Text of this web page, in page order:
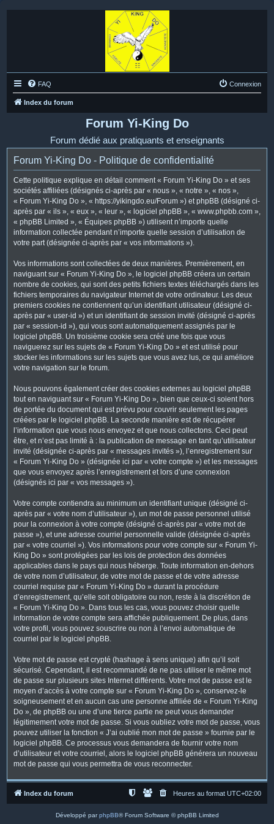
FAQ Connexion
Index du forum
Forum Yi-King Do
Forum dédié aux pratiquants et enseignants
Forum Yi-King Do - Politique de confidentialité
Cette politique explique en détail comment « Forum Yi-King Do » et ses
sociétés affiliées (désignés ci-après par « nous », « notre », « nos »,
« Forum Yi-King Do », « https://yikingdo.eu/Forum ») et phpBB (désigné ci-
après par « ils », « eux », « leur », « logiciel phpBB », « www.phpbb.com »,
« phpBB Limited », « Équipes phpBB ») utilisent n’importe quelle
information collectée pendant n’importe quelle session d’utilisation de
votre part (désignée ci-après par « vos informations »).
Vos informations sont collectées de deux manières. Premièrement, en
naviguant sur « Forum Yi-King Do », le logiciel phpBB créera un certain
nombre de cookies, qui sont des petits fichiers textes téléchargés dans les
fichiers temporaires du navigateur Internet de votre ordinateur. Les deux
premiers cookies ne contiennent qu’un identifiant utilisateur (désigné ci-
après par « user-id ») et un identifiant de session invité (désigné ci-après
par « session-id »), qui vous sont automatiquement assignés par le
logiciel phpBB. Un troisième cookie sera créé une fois que vous
naviguerez sur les sujets de « Forum Yi-King Do » et est utilisé pour
stocker les informations sur les sujets que vous avez lus, ce qui améliore
votre navigation sur le forum.
Nous pouvons également créer des cookies externes au logiciel phpBB
tout en naviguant sur « Forum Yi-King Do », bien que ceux-ci soient hors
de portée du document qui est prévu pour couvrir seulement les pages
créées par le logiciel phpBB. La seconde manière est de récupérer
l’information que vous nous envoyez et que nous collectons. Ceci peut
être, et n’est pas limité à : la publication de message en tant qu’utilisateur
invité (désignée ci-après par « messages invités »), l’enregistrement sur
« Forum Yi-King Do » (désignée ici par « votre compte ») et les messages
que vous envoyez après l’enregistrement et lors d’une connexion
(désignés ici par « vos messages »).
Votre compte contiendra au minimum un identifiant unique (désigné ci-
après par « votre nom d’utilisateur »), un mot de passe personnel utilisé
pour la connexion à votre compte (désigné ci-après par « votre mot de
passe »), et une adresse courriel personnelle valide (désignée ci-après
par « votre courriel »). Vos informations pour votre compte sur « Forum Yi-
King Do » sont protégées par les lois de protection des données
applicables dans le pays qui nous héberge. Toute information en-dehors
de votre nom d’utilisateur, de votre mot de passe et de votre adresse
courriel requise par « Forum Yi-King Do » durant la procédure
d’enregistrement, qu’elle soit obligatoire ou non, reste à la discrétion de
« Forum Yi-King Do ». Dans tous les cas, vous pouvez choisir quelle
information de votre compte sera affichée publiquement. De plus, dans
votre profil, vous pouvez souscrire ou non à l’envoi automatique de
courriel par le logiciel phpBB.
Votre mot de passe est crypté (hashage à sens unique) afin qu’il soit
sécurisé. Cependant, il est recommandé de ne pas utiliser le même mot
de passe sur plusieurs sites Internet différents. Votre mot de passe est le
moyen d’accès à votre compte sur « Forum Yi-King Do », conservez-le
soigneusement et en aucun cas une personne affiliée de « Forum Yi-King
Do », de phpBB ou une d’une tierce partie ne peut vous demander
légitimement votre mot de passe. Si vous oubliez votre mot de passe, vous
pouvez utiliser la fonction « J’ai oublié mon mot de passe » fournie par le
logiciel phpBB. Ce processus vous demandera de fournir votre nom
d’utilisateur et votre courriel, alors le logiciel phpBB générera un nouveau
mot de passe qui vous permettra de vous reconnecter.
Index du forum Heures au format UTC+02:00
Développé parphpBB® Forum Software © phpBB Limited